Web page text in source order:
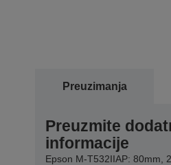
Preuzimanja
Preuzmite
informacije
Epson M-T532IIAP: 80mm,